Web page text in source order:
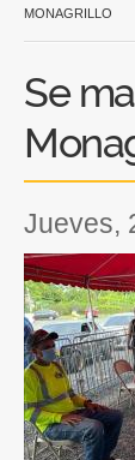
MONAGRILLO
Se
jueves,